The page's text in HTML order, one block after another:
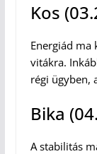
Kos
Energiád ma
vitákra.
régi ügyben,
Bika
A stabilitás